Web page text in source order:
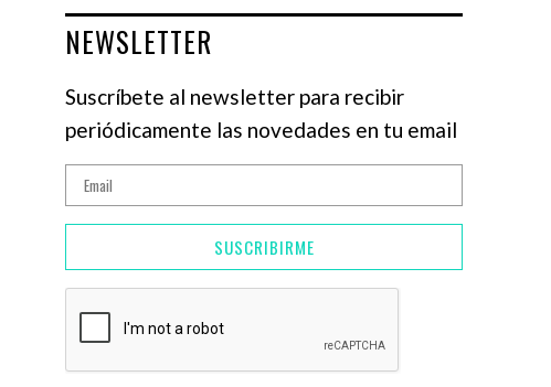
NEWSLETTER
Suscríbete al newsletter para recibir
periódicamente las novedades en tu email
SUSCRIBIRME